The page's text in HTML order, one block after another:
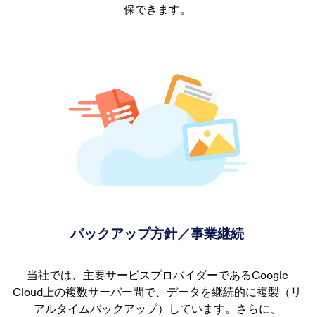
保できます。
バックアップ方針／事業継続
当社では、主要サービスプロバイダーであるGoogle
Cloud上の複数サーバー間で、データを継続的に複製（リ
アルタイムバックアップ）しています。さらに、